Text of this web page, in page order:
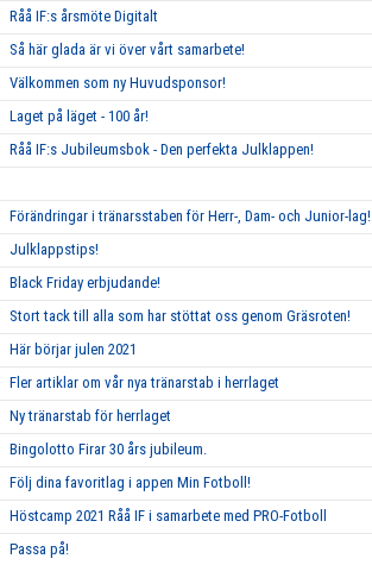
Råå IF:s årsmöte Digitalt
Så här glada är vi över vårt samarbete!
Välkommen som ny Huvudsponsor!
Laget på läget - 100 år!
Råå IF:s Jubileumsbok - Den perfekta Julklappen!
Förändringar i tränarsstaben för Herr-, Dam- och Junior-lag!
Julklappstips!
Black Friday erbjudande!
Stort tack till alla som har stöttat oss genom Gräsroten!
Här börjar julen 2021
Fler artiklar om vår nya tränarstab i herrlaget
Ny tränarstab för herrlaget
Bingolotto Firar 30 års jubileum.
Följ dina favoritlag i appen Min Fotboll!
Höstcamp 2021 Råå IF i samarbete med PRO-Fotboll
Passa på!